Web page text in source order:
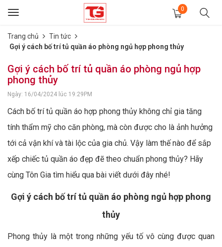
Toggle
0
Trang chủ
Tin tức
Gợi ý cách bố trí tủ quần áo phòng ngủ hợp phong thủy
Gợi ý cách bố trí tủ quần áo phòng ngủ hợp
phong thủy
Ngày: 16/04/2024 lúc 19:29PM
Cách bố trí tủ quần áo hợp phong thủy không chỉ gia tăng
tính thẩm mỹ cho căn phòng, mà còn được cho là ảnh hưởng
tới cả vận khí và tài lộc của gia chủ. Vậy làm thế nào để sắp
xếp chiếc tủ quần áo đẹp đẽ theo chuẩn phong thủy? Hãy
cùng Tôn Gia tìm hiểu qua bài viết dưới đây nhé!
Gợi ý cách bố trí tủ quần áo phòng ngủ hợp phong
thủy
Phong thủy là một trong những yếu tố vô cùng được quan